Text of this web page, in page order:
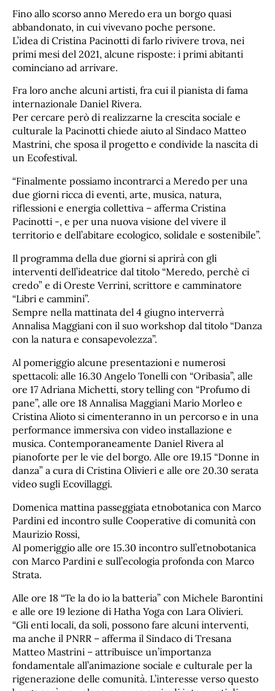
Fino allo scorso anno Meredo era un borgo quasi
abbandonato, in cui vivevano poche persone.
L’idea di Cristina Pacinotti di farlo rivivere trova, nei
primi mesi del 2021, alcune risposte: i primi abitanti
cominciano ad arrivare.
Fra loro anche alcuni artisti, fra cui il pianista di fama
internazionale Daniel Rivera.
Per cercare però di realizzarne la crescita sociale e
culturale la Pacinotti chiede aiuto al Sindaco Matteo
Mastrini, che sposa il progetto e condivide la nascita di
un Ecofestival.
“Finalmente possiamo incontrarci a Meredo per una
due giorni ricca di eventi, arte, musica, natura,
riflessioni e energia collettiva – afferma Cristina
Pacinotti -, e per una nuova visione del vivere il
territorio e dell’abitare ecologico, solidale e sostenibile”.
Il programma della due giorni si aprirà con gli
interventi dell’ideatrice dal titolo “Meredo, perchè ci
credo” e di Oreste Verrini, scrittore e camminatore
“Libri e cammini”.
Sempre nella mattinata del 4 giugno interverrà
Annalisa Maggiani con il suo workshop dal titolo “Danza
con la natura e consapevolezza”.
Al pomeriggio alcune presentazioni e numerosi
spettacoli: alle 16.30 Angelo Tonelli con “Oribasia”, alle
ore 17 Adriana Michetti, story telling con “Profumo di
pane”, alle ore 18 Annalisa Maggiani Mario Morleo e
Cristina Alioto si cimenteranno in un percorso e in una
performance immersiva con video installazione e
musica. Contemporaneamente Daniel Rivera al
pianoforte per le vie del borgo. Alle ore 19.15 “Donne in
danza” a cura di Cristina Olivieri e alle ore 20.30 serata
video sugli Ecovillaggi.
Domenica mattina passeggiata etnobotanica con Marco
Pardini ed incontro sulle Cooperative di comunità con
Maurizio Rossi,
Al pomeriggio alle ore 15.30 incontro sull’etnobotanica
con Marco Pardini e sull’ecologia profonda con Marco
Strata.
Alle ore 18 “Te la do io la batteria” con Michele Barontini
e alle ore 19 lezione di Hatha Yoga con Lara Olivieri.
“Gli enti locali, da soli, possono fare alcuni interventi,
ma anche il PNRR – afferma il Sindaco di Tresana
Matteo Mastrini – attribuisce un’importanza
fondamentale all’animazione sociale e culturale per la
rigenerazione delle comunità. L’interesse verso questo